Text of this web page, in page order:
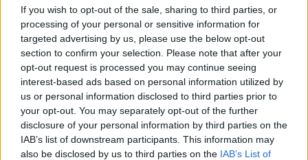
If you wish to opt-out of the sale, sharing to third parties, or
processing of your personal or sensitive information for
targeted advertising by us, please use the below opt-out
section to confirm your selection. Please note that after your
opt-out request is processed you may continue seeing
interest-based ads based on personal information utilized by
us or personal information disclosed to third parties prior to
your opt-out. You may separately opt-out of the further
disclosure of your personal information by third parties on the
IAB’s list of downstream participants. This information may
also be disclosed by us to third parties on the IAB’s List of